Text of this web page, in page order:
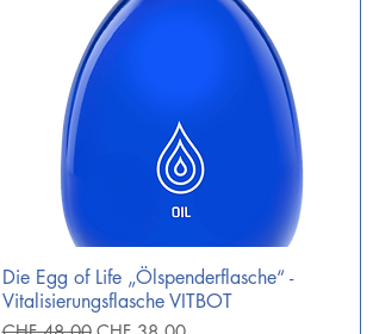
Schnellansicht
Die Egg of Life „Ölspenderflasche“ -
Vitalisierungsflasche VITBOT
StandardpreisSale-Preis